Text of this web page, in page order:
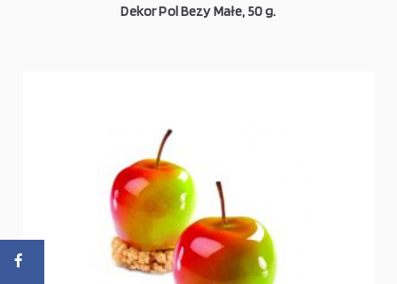
Dekor Pol Bezy Małe, 50 g.